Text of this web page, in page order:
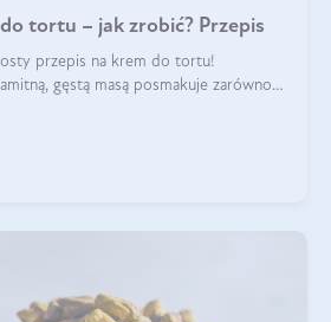
tortu – jak zrobić? Przepis
przepis na krem do tortu!
gęstą masą posmakuje zarówno